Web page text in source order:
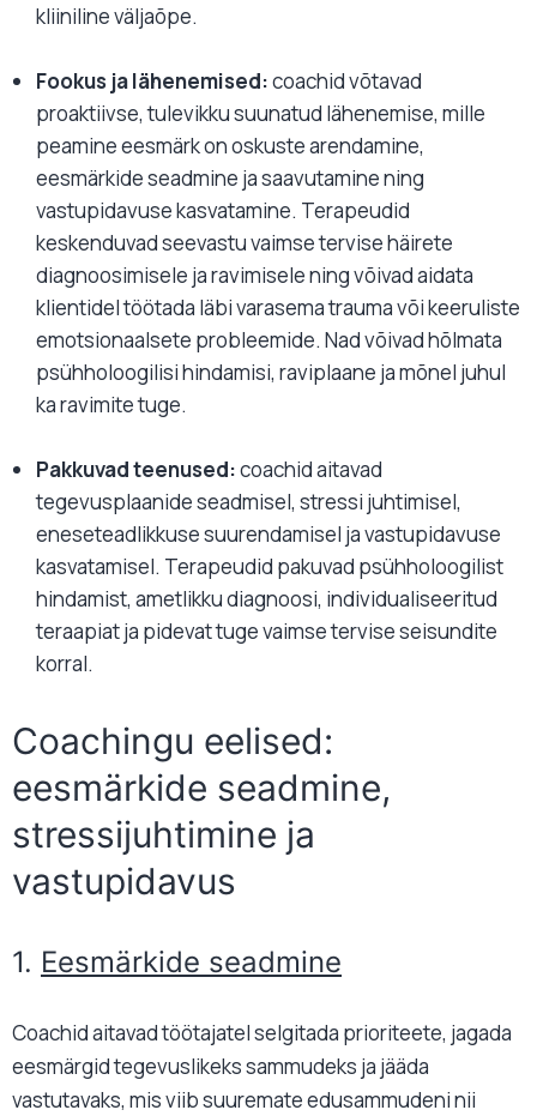
kliiniline väljaõpe.
Fookus ja lähenemised:coachid võtavad
proaktiivse, tulevikku suunatud lähenemise, mille
peamine eesmärk on oskuste arendamine,
eesmärkide seadmine ja saavutamine ning
vastupidavuse kasvatamine. Terapeudid
keskenduvad seevastu vaimse tervise häirete
diagnoosimisele ja ravimisele ning võivad aidata
klientidel töötada läbi varasema trauma või keeruliste
emotsionaalsete probleemide. Nad võivad hõlmata
psühholoogilisi hindamisi, raviplaane ja mõnel juhul
ka ravimite tuge.
Pakkuvad teenused:coachid aitavad
tegevusplaanide seadmisel, stressi juhtimisel,
eneseteadlikkuse suurendamisel ja vastupidavuse
kasvatamisel. Terapeudid pakuvad psühholoogilist
hindamist, ametlikku diagnoosi, individualiseeritud
teraapiat ja pidevat tuge vaimse tervise seisundite
korral.
Coachingu eelised:
eesmärkide seadmine,
stressijuhtimine ja
vastupidavus
1. Eesmärkide seadmine
Coachid aitavad töötajatel selgitada prioriteete, jagada
eesmärgid tegevuslikeks sammudeks ja jääda
vastutavaks, mis viib suuremate edusammudeni nii